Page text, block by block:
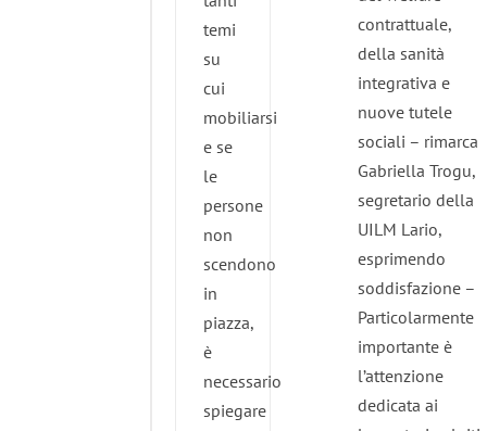
temi
su
cui
mobiliarsi
e se
le
persone
non
scendono
in
piazza,
è
necessario
spiegare
contrattuale,
della sanità
integrativa e
nuove tutele
sociali – rimarca
Gabriella Trogu,
segretario della
UILM Lario,
esprimendo
soddisfazione –
Particolarmente
importante è
l’attenzione
dedicata ai